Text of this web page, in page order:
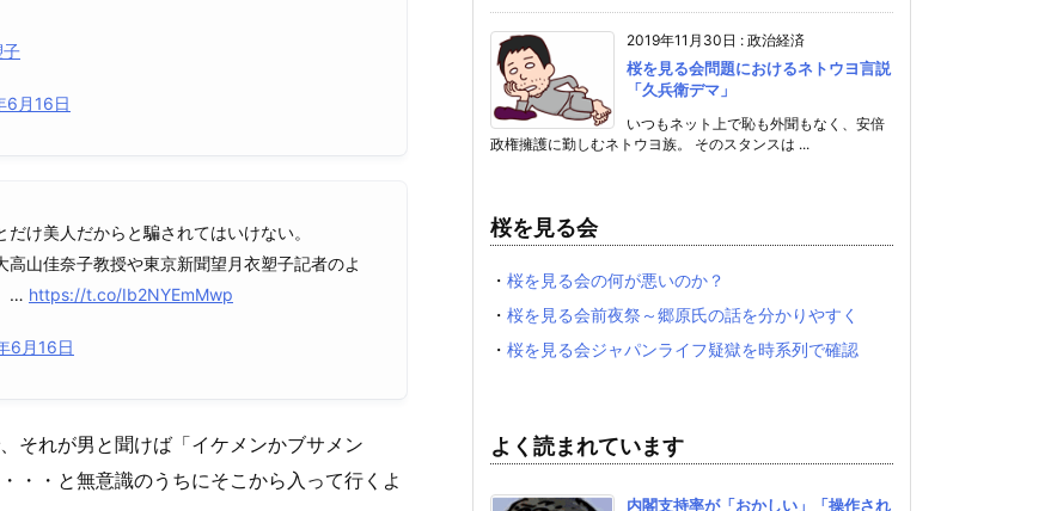
子
6月16日
け美人だからと騙されてはいけない。
山佳奈子教授や東京新聞望月衣塑子記者のよ
… https://t.co/Ib2NYEmMwp
6月16日
それが男と聞けば「イケメンかブサメン
・・と無意識のうちにそこから入って行くよ
2019年11月30日 : 政治経済
桜を見る会問題におけるネトウヨ言説
「久兵衛デマ」
いつもネット上で恥も外聞もなく、安倍
政権擁護に勤しむネトウヨ族。 そのスタンスは ...
桜を見る会
・ 桜を見る会の何が悪いのか？
・ 桜を見る会前夜祭～郷原氏の話を分かりやすく
・ 桜を見る会ジャパンライフ疑獄を時系列で確認
よく読まれています
内閣支持率が「おかしい」「操作され